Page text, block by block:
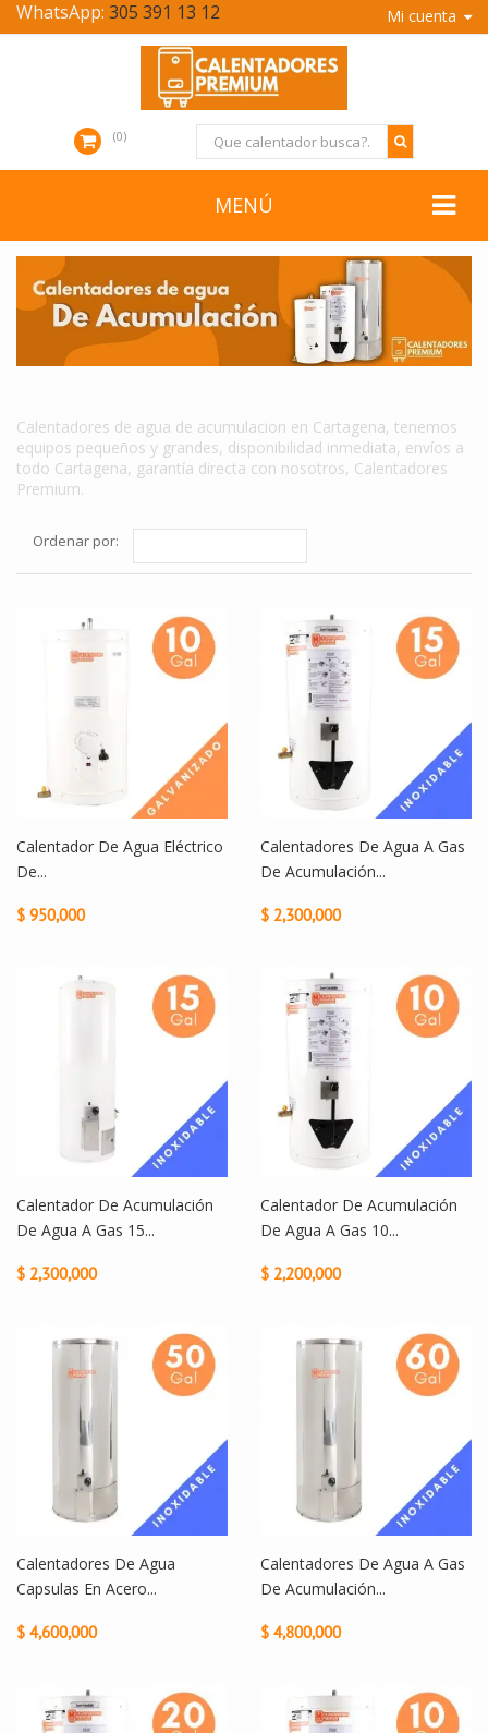
Mi cuenta
WhatsApp: 305 391 13 12
0
MENÚ
Calentadores de agua de acumulacion en Cartagena, tenemos
equipos pequeños y grandes, disponibilidad inmediata, envíos a
todo Cartagena, garantía directa con nosotros, Calentadores
Premium.
Ordenar por:
Calentador De Agua Eléctrico
De...
$ 950,000
Calentadores De Agua A Gas
De Acumulación...
$ 2,300,000
Calentador De Acumulación
De Agua A Gas 15...
$ 2,300,000
Calentador De Acumulación
De Agua A Gas 10...
$ 2,200,000
Calentadores De Agua
Capsulas En Acero...
$ 4,600,000
Calentadores De Agua A Gas
De Acumulación...
$ 4,800,000